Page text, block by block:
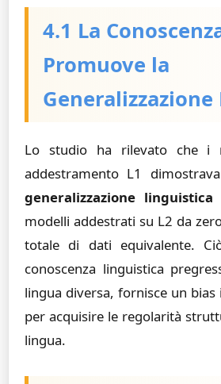
4.1 La
Promuove la
Generalizzazione
Lo studio ha rilevato che i
addestramento L1
generalizzazione linguistica
modelli addestrati su L2 da
totale di dati equivalente.
conoscenza linguistica
lingua diversa, fornisce un
per acquisire le regolarità
lingua.